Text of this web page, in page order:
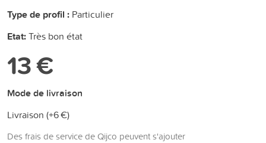
Type de profil : Particulier
Etat:Très bon état
13 €
Mode de livraison
Livraison (+6 €)
Des frais de service de Qijco peuvent s'ajouter